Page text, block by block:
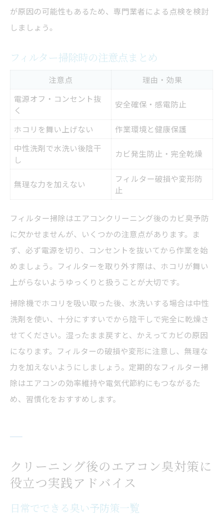
が原因の可能性もあるため、専門業者による点検を検討
しましょう。
フィルター掃除時の注意点まとめ
注意点
理由・効果
電源オフ・コンセント抜
く
安全確保・感電防止
ホコリを舞い上げない
作業環境と健康保護
中性洗剤で水洗い後陰干
し
カビ発生防止・完全乾燥
無理な力を加えない
フィルター破損や変形防
止
フィルター掃除はエアコンクリーニング後のカビ臭予防
に欠かせませんが、いくつかの注意点があります。ま
ず、必ず電源を切り、コンセントを抜いてから作業を始
めましょう。フィルターを取り外す際は、ホコリが舞い
上がらないようゆっくりと扱うことが大切です。
掃除機でホコリを吸い取った後、水洗いする場合は中性
洗剤を使い、十分にすすいでから陰干しで完全に乾燥さ
せてください。湿ったまま戻すと、かえってカビの原因
になります。フィルターの破損や変形に注意し、無理な
力を加えないようにしましょう。定期的なフィルター掃
除はエアコンの効率維持や電気代節約にもつながるた
め、習慣化をおすすめします。
クリーニング後のエアコン臭対策に
役立つ実践アドバイス
日常でできる臭い予防策一覧